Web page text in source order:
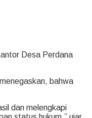
Desa Perdana
bahwa
dan melengkapi